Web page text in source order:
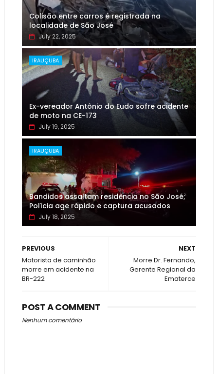
Colisão entre carros é registrada na
localidade de São José
July 22, 2025
IRAUÇUBA
Ex-vereador Antônio do Eudo sofre acidente
de moto na CE-173
July 19, 2025
IRAUÇUBA
Bandidos assaltam residência no São José;
Polícia age rápido e captura acusados
July 18, 2025
NEXT
Morre Dr. Fernando,
Gerente Regional da
Ematerce
PREVIOUS
Motorista de caminhão
morre em acidente na
BR-222
POST A COMMENT
Nenhum comentário